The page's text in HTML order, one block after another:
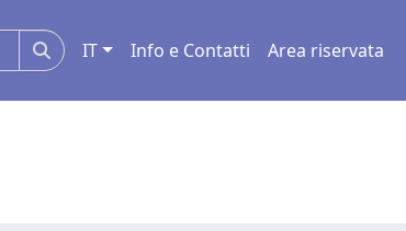
IT Info e Contatti Area riservata